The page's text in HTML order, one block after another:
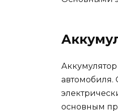
автомобиля.
основным